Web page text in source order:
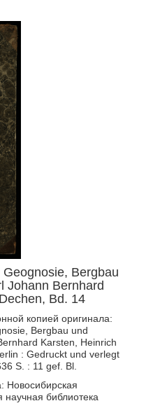
Bergbau
Johann Bernhard
Bd. 14
копией оригинала:
Bergbau und
Karsten, Heinrich
: Gedruckt und verlegt
S. : 11 gef. Bl.
Новосибирская
научная библиотека